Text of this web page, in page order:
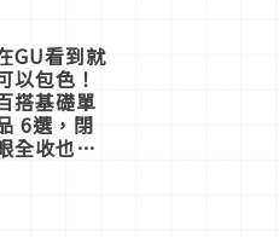
GU看到就
以包色！
搭基礎單
6選，閉
全收也不